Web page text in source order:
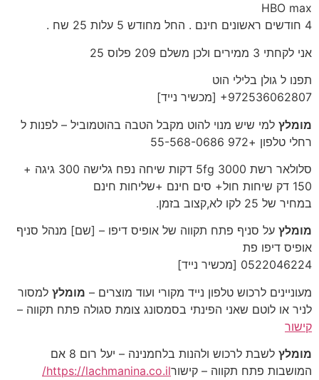
HBO max
4 חודשים ראשונים חינם . החל מחודש 5 עלות 25 שח .
אני לקחתי 3 ממירים ולכן משלם 209 פלוס 25
תפנו ל גולן בלילי הוט
‎+972536062807‎ [מכשיר נייד]
מומלץ למי שיש מנוי להוט מקבל הטבה בהוטמוביל – לפנות ל
רחלי טלפון +972 55-568-0686
סלולאר רשת 5fg 3000 דקות שיחה נפח גלישה 300 גיגה +
150 דק שיחות חול+ סים חינם +שליחות חינם
במחיר של 25 לקו לא,קצוב בזמן.
מומלץ על סניף פתח תקווה של אופיס דיפו – [שם] מנהל סניף
אופיס דיפו פת
‎0522046224‎ [מכשיר נייד]
מעוניינים לרכוש טלפון נייד מקורי ועוד מוצרים – מומלץ למסור
לניר או לוטם שאני הפינתי בסמסונג צומת סגולה פתח תקווה –
קישור
מומלץ
לשבת לרכוש ולהנות בלחמנינה – יעל רום 8 אם
המושבות פתח תקווה – קישורhttps://lachmanina.co.il/